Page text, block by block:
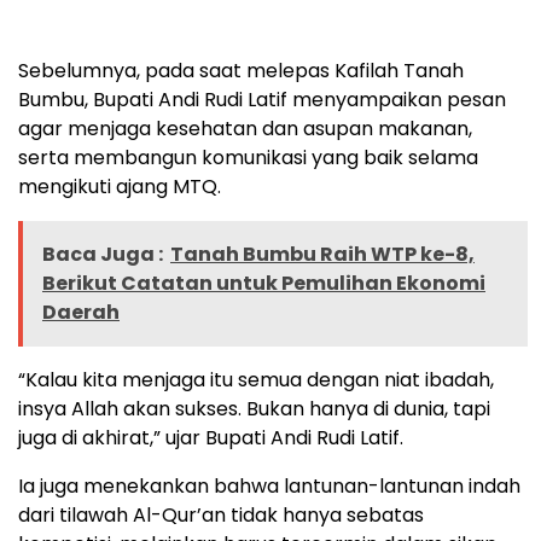
Sebelumnya, pada saat melepas Kafilah Tanah
Bumbu, Bupati Andi Rudi Latif menyampaikan pesan
agar menjaga kesehatan dan asupan makanan,
serta membangun komunikasi yang baik selama
mengikuti ajang MTQ.
Baca Juga : Tanah Bumbu Raih WTP ke-8,
Berikut Catatan untuk Pemulihan Ekonomi
Daerah
“Kalau kita menjaga itu semua dengan niat ibadah,
insya Allah akan sukses. Bukan hanya di dunia, tapi
juga di akhirat,” ujar Bupati Andi Rudi Latif.
Ia juga menekankan bahwa lantunan-lantunan indah
dari tilawah Al-Qur’an tidak hanya sebatas